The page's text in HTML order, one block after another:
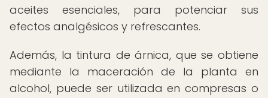
aceites esenciales, para potenciar sus
efectos analgésicos y refrescantes.
Además, la tintura de árnica, que se obtiene
mediante la maceración de la planta en
alcohol, puede ser utilizada en compresas o